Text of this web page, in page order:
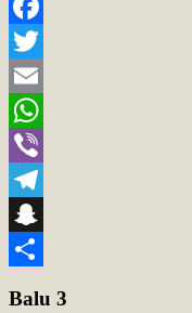
Facebook
Twitter
Email
WhatsApp
Viber
Telegram
Snapchat
Balu 3